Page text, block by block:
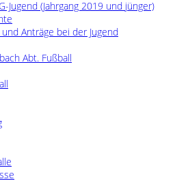
Jugend (Jahrgang 2019 und jünger)
Anträge bei der Jugend
Abt. Fußball